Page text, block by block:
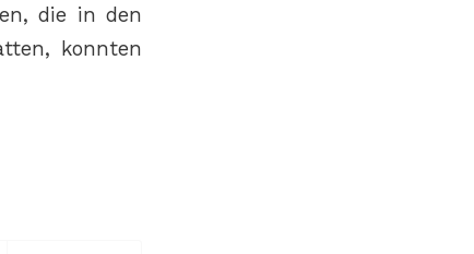
die in den
konnten